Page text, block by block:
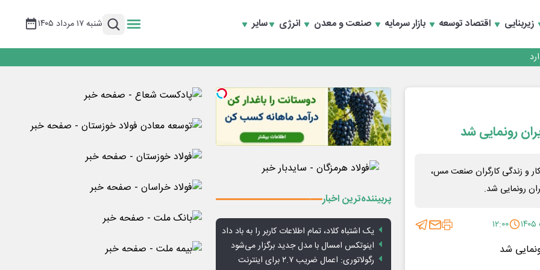
زیربنایی اقتصاد توسعه بازار سرمایه صنعت و معدن انرژی سایر شنبه ۱۷ مرداد ۱۴۰۵
رونمایی شد
و زندگی کارگران صنعت مس،
رونمایی شد.
۱۲:۰۰
پربیننده‌ترین اخبار
یک اشتباه کلاد، تمام اطلاعات کاربر را به باد داد
اینوتکس امسال با مدل جدید برگزار می‌شود
رگولاتوری: اعمال ضریب ۲.۷ برای اینترنت